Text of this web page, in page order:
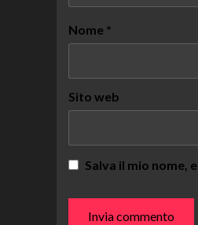
Nome *
Sito web
Salva il mio nome,